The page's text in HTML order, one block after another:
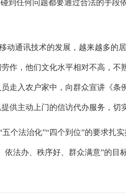
到任何问题都要通过合法的手段
动通讯技术的发展，越来越多的
作，他们文化水平相对不高，
走入农户家中，向群众宣讲《
主动上门的信访代办服务，切
个法治化”“四个到位”的要求扎
法办、秩序好、群众满意”的目标